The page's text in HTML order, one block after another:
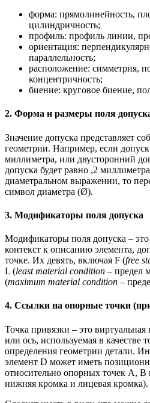
форма: прямолинейность,
цилиндричность;
профиль: профиль линии,
ориентация:
параллельность;
расположение: симметрия,
концентричность;
биение: круговое биение,
2. Форма и размеры поля
Значение допуска представляет
геометрии. Например, если допуск
миллиметра, или двусторонний
допуска будет равно ,2
диаметральном выражении, то
символ диаметра (Ø).
3. Модификаторы поля допуска
Модификаторы поля допуска –
контекст к описанию элемента,
точке. Их девять, включая F (free
L (least material condition – предел
(maximum material condition –
4. Ссылки на опорные точки
Точка привязки – это виртуальная
или ось, используемая в качестве
определения геометрии детали.
элемент D может иметь
относительно опорных точек A, B
нижняя кромка и лицевая кромка).